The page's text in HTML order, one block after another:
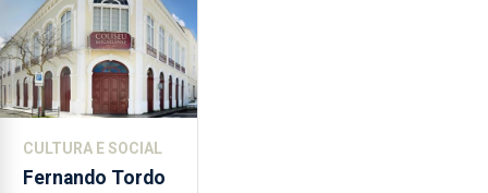
CULTURA E SOCIAL
Fernando Tordo